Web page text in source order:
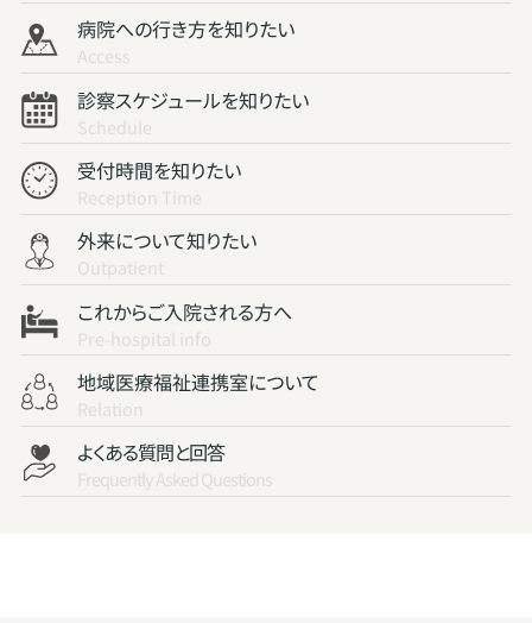
病院への行き方を知りたい
Access
診察スケジュールを知りたい
Schedule
受付時間を知りたい
Reception Time
外来について知りたい
Outpatient
これからご入院される方へ
Pre-hospital info
地域医療福祉連携室について
Relation
よくある質問と回答
Frequently Asked Questions